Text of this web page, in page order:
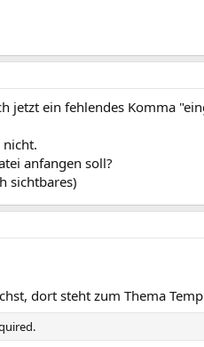
jetzt ein fehlendes Komma
anfangen soll?
sichtbares)
dort steht zum Thema